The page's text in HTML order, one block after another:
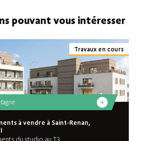
pouvant vous intéresser
Travaux en cours
à vendre à Saint-Renan,
du studio au T3